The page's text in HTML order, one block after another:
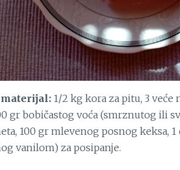
materijal:1/2 kg kora za pitu, 3 veće
gr bobičastog voća (smrznutog ili
100 gr mlevenog posnog keksa,
vanilom) za posipanje.